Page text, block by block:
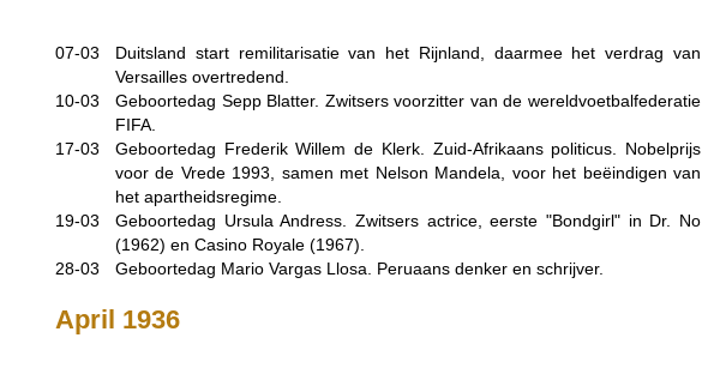
07-03
Duitsland start remilitarisatie van het Rijnland, daarmee het verdrag van
Versailles overtredend.
10-03
Geboortedag Sepp Blatter. Zwitsers voorzitter van de wereldvoetbalfederatie
FIFA.
17-03
Geboortedag Frederik Willem de Klerk. Zuid-Afrikaans politicus. Nobelprijs
voor de Vrede 1993, samen met Nelson Mandela, voor het beëindigen van
het apartheidsregime.
19-03
Geboortedag Ursula Andress. Zwitsers actrice, eerste "Bondgirl" in Dr. No
(1962) en Casino Royale (1967).
28-03
Geboortedag Mario Vargas Llosa. Peruaans denker en schrijver.
April 1936